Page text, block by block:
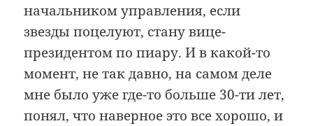
начальником управления, если
звезды поцелуют, стану вице-
президентом по пиару. И в какой-то
момент, не так давно, на самом деле
мне было уже где-то больше 30-ти лет,
понял, что наверное это все хорошо, и